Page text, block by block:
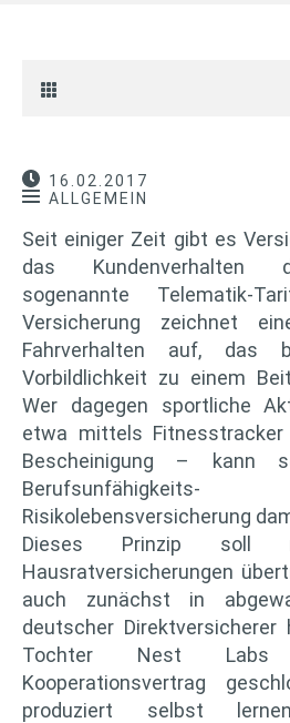
16.02.2017
ALLGEMEIN
Seit einiger Zeit gibt es
das Kundenverhalten
sogenannte Telematik-
Versicherung zeichnet
Fahrverhalten auf, das
Vorbildlichkeit zu einem
Wer dagegen sportliche
etwa mittels Fitnesstracker
Bescheinigung – kann
Risikolebensversicherung
Dieses Prinzip
Hausratversicherungen
auch zunächst in
deutscher
Tochter Nest Labs
Kooperationsvertrag
produziert selbst